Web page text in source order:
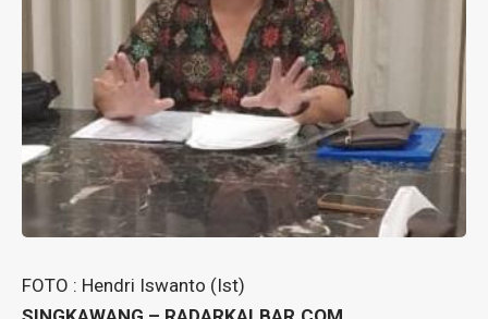
FOTO : Hendri Iswanto (Ist)